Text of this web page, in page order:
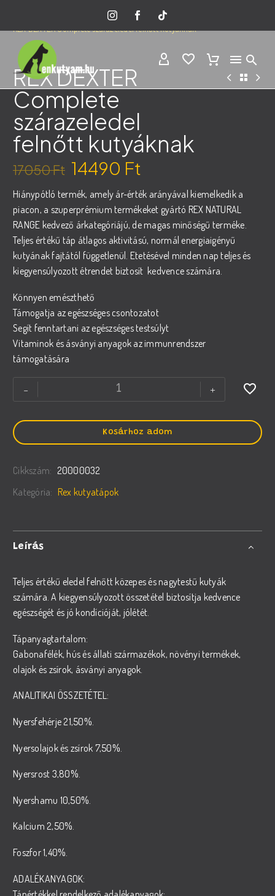
Rex kutyatápok
REX DEXTER Complete szárazeledel felnőtt kutyáknak
REX DEXTER
Complete
szárazeledel
felnőtt kutyáknak
17050Ft
Original
price
was:
17050 Ft.
14490 Ft
Current
price
is:
14490 Ft.
Hiánypótló termék, amely ár-érték arányával kiemelkedik a
piacon, a szuperprémium termékeket gyártó REX NATURAL
RANGE kedvező árkategóriájú, de magas minőségű terméke.
Teljes értékű táp átlagos aktivitású, normál energiaigényű
kutyának fajtától függetlenül. Etetésével minden nap teljes és
kiegyensúlyozott étrendet biztosít kedvence számára.
Könnyen emészthető
Támogatja az egészséges csontozatot
Segít fenntartani az egészséges testsúlyt
Vitaminok és ásványi anyagok az immunrendszer
támogatására
-
DEXTER
szárazeledel
felnőtt
mennyiség
+
Kosárhoz adom
Cikkszám: 20000032
Kategória: Rex kutyatápok
Leírás
Teljes értékű eledel felnőtt közepes és nagytestű kutyák
számára. A kiegyensúlyozott összetétel biztosítja kedvence
egészségét és jó kondícióját, jólétét.
Tápanyagtartalom:
Gabonafélék, hús és állati származékok, növényi termékek,
olajok és zsírok, ásványi anyagok.
ANALITIKAI ÖSSZETÉTEL:
Nyersfehérje 21,50%.
Nyersolajok és zsírok 7,50%.
Nyersrost 3,80%.
Nyershamu 10,50%.
Kalcium 2,50%.
Foszfor 1,40%.
ADALÉKANYAGOK: